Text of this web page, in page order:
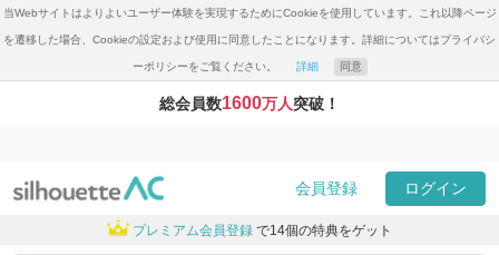
当Webサイトはよりよいユーザー体験を実現するためにCookieを使用しています。これ以降ページ
を遷移した場合、Cookieの設定および使用に同意したことになります。詳細についてはプライバシ
ーポリシーをご覧ください。 詳細 同意
総会員数1600万人突破！
会員登録 ログイン
プレミアム会員登録 で14個の特典をゲット